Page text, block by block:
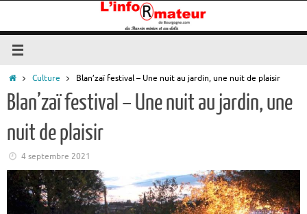
contenu
Accueil
Culture Blan’zaï festival – Une nuit au jardin, une nuit de plaisir
Blan’zaï festival – Une nuit au jardin, une
nuit de plaisir
4 septembre 2021